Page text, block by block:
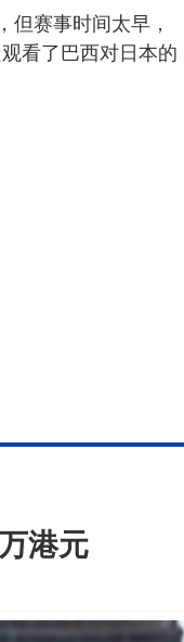
但赛事时间太早，
看了巴西对日本的
港元